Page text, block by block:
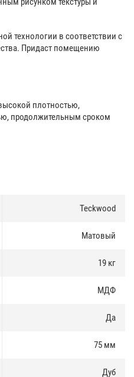
технологии в соответствии с
Придаст помещению
плотностью,
продолжительным сроком
печатью. Отличается
стойкостью.
клей и жидкие гвозди либо
плинтус можно за наличные и
области осуществлятся
Teckwood
Матовый
19 кг
МДФ
Да
75 мм
Дуб